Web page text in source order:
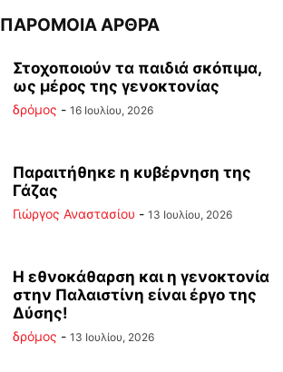
ΠΑΡΟΜΟΙΑ ΑΡΘΡΑ
Στοχοποιούν τα παιδιά σκόπιμα,
ως μέρος της γενοκτονίας
δρόμος - 16 Ιουλίου, 2026
Παραιτήθηκε η κυβέρνηση της
Γάζας
Γιώργος Αναστασίου - 13 Ιουλίου, 2026
Η εθνοκάθαρση και η γενοκτονία
στην Παλαιστίνη είναι έργο της
Δύσης!
δρόμος - 13 Ιουλίου, 2026